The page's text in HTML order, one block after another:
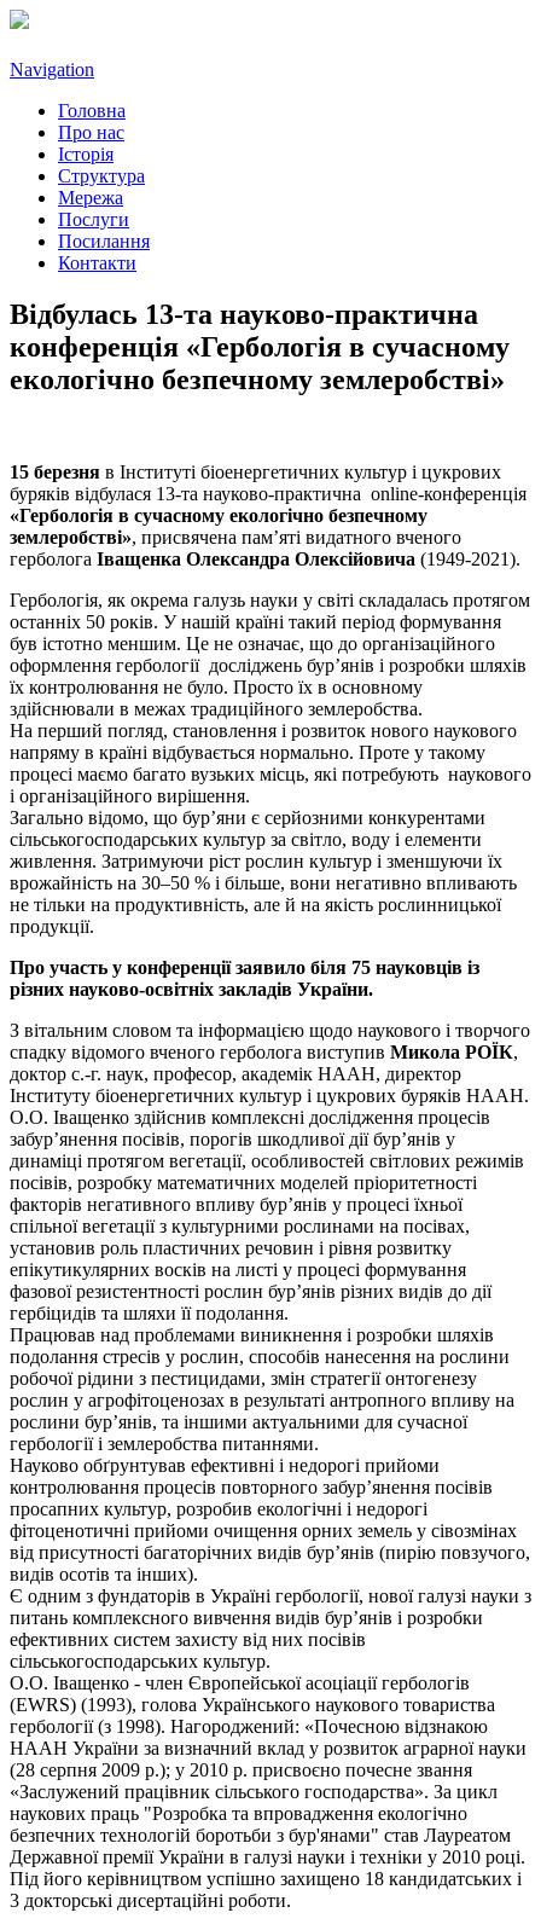
Navigation
Головна
Про нас
Історія
Структура
Мережа
Послуги
Посилання
Контакти
Відбулась 13-та науково-практична
конференція «Гербологія в сучасному
екологічно безпечному землеробстві»
15 березня в Інституті біоенергетичних культур і цукрових
буряків відбулася 13-та науково-практична оnline-конференція
«Гербологія в сучасному екологічно безпечному
землеробстві», присвячена пам’яті видатного вченого
герболога Іващенка Олександра Олексійовича (1949-2021).
Гербологія, як окрема галузь науки у світі складалась протягом
останніх 50 років. У нашій країні такий період формування
був істотно меншим. Це не означає, що до організаційного
оформлення гербології досліджень бур’янів і розробки шляхів
їх контролювання не було. Просто їх в основному
здійснювали в межах традиційного землеробства.
На перший погляд, становлення і розвиток нового наукового
напряму в країні відбувається нормально. Проте у такому
процесі маємо багато вузьких місць, які потребують наукового
і організаційного вирішення.
Загально відомо, що бур’яни є серйозними конкурентами
сільськогосподарських культур за світло, воду і елементи
живлення. Затримуючи ріст рослин культур і зменшуючи їх
врожайність на 30–50 % і більше, вони негативно впливають
не тільки на продуктивність, але й на якість рослинницької
продукції.
Про участь у конференції заявило біля 75 науковців із
різних науково-освітніх закладів України.
З вітальним словом та інформацією щодо наукового і творчого
спадку відомого вченого герболога виступив Микола РОЇК,
доктор с.-г. наук, професор, академік НААН, директор
Інституту біоенергетичних культур і цукрових буряків НААН.
О.О. Іващенко здійснив комплексні дослідження процесів
забур’янення посівів, порогів шкодливої дії бур’янів у
динаміці протягом вегетації, особливостей світлових режимів
посівів, розробку математичних моделей пріоритетності
факторів негативного впливу бур’янів у процесі їхньої
спільної вегетації з культурними рослинами на посівах,
установив роль пластичних речовин і рівня розвитку
епікутикулярних восків на листі у процесі формування
фазової резистентності рослин бур’янів різних видів до дії
гербіцидів та шляхи її подолання.
Працював над проблемами виникнення і розробки шляхів
подолання стресів у рослин, способів нанесення на рослини
робочої рідини з пестицидами, змін стратегії онтогенезу
рослин у агрофітоценозах в результаті антропного впливу на
рослини бур’янів, та іншими актуальними для сучасної
гербології і землеробства питаннями.
Науково обґрунтував ефективні і недорогі прийоми
контролювання процесів повторного забур’янення посівів
просапних культур, розробив екологічні і недорогі
фітоценотичні прийоми очищення орних земель у сівозмінах
від присутності багаторічних видів бур’янів (пирію повзучого,
видів осотів та інших).
Є одним з фундаторів в Україні гербології, нової галузі науки з
питань комплексного вивчення видів бур’янів і розробки
ефективних систем захисту від них посівів
сільськогосподарських культур.
О.О. Іващенко - член Європейської асоціації гербологів
(EWRS) (1993), голова Українського наукового товариства
гербології (з 1998). Нагороджений: «Почесною відзнакою
НААН України за визначний вклад у розвиток аграрної науки
(28 серпня 2009 р.); у 2010 р. присвоєно почесне звання
«Заслужений працівник сільського господарства». За цикл
наукових праць "Розробка та впровадження екологічно
безпечних технологій боротьби з бур'янами" став Лауреатом
Державної премії України в галузі науки і техніки у 2010 році.
Під його керівництвом успішно захищено 18 кандидатських і
3 докторські дисертаційні роботи.